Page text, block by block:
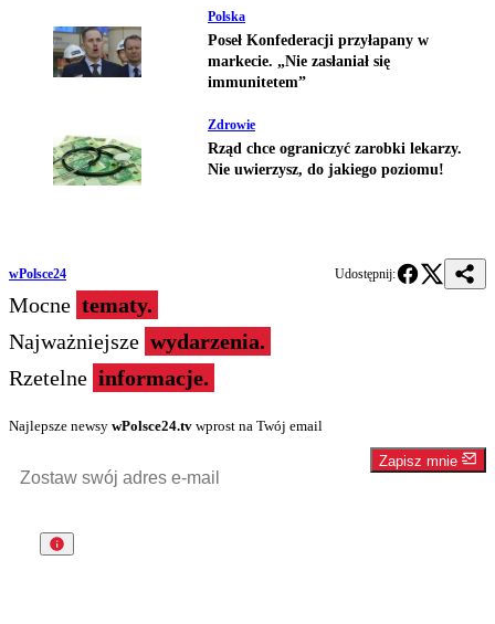
Polska
Poseł Konfederacji przyłapany w
markecie. „Nie zasłaniał się
immunitetem”
Zdrowie
Rząd chce ograniczyć zarobki lekarzy.
Nie uwierzysz, do jakiego poziomu!
wPolsce24 Udostępnij:
Mocne tematy.
Najważniejsze wydarzenia.
Rzetelne informacje.
Najlepsze newsy wPolsce24.tv wprost na Twój email
Zapisz mnie